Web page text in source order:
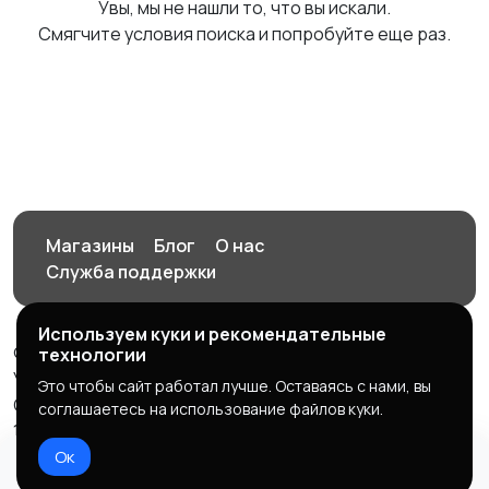
Увы, мы не нашли то, что вы искали.
Смягчите условия поиска и попробуйте еще раз.
Магазины Блог
О нас
Служба поддержки
© 2026 Орен-АЙ - Авто | Недвижимость | Работа |
Услуги
Создал Карусов Е.С ООО "ЦПК" ИНН 5609203278 ОГРН
1235600008841
Правила сервиса
Используем куки и рекомендательные
технологии
Это чтобы сайт работал лучше. Оставаясь с нами, вы
соглашаетесь на использование файлов куки.
Ок